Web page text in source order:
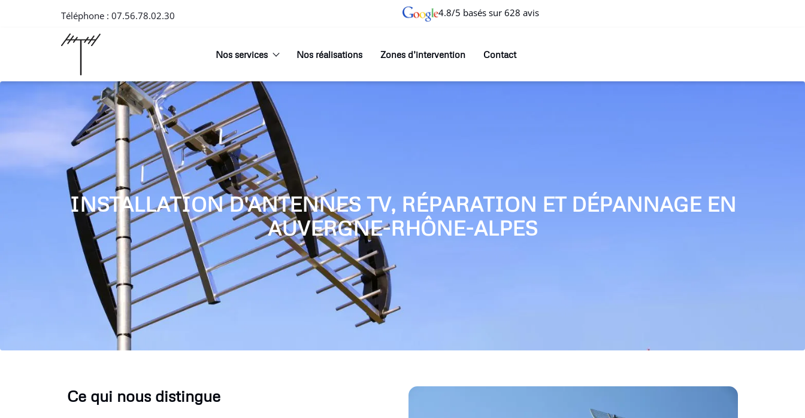
Téléphone : 07.56.78.02.30 4.8/5 basés sur 628 avis
Nos services Nos réalisations Zones d’intervention Contact
INSTALLATION D'ANTENNES TV, RÉPARATION ET DÉPANNAGE EN
AUVERGNE-RHÔNE-ALPES
Ce qui nous distingue